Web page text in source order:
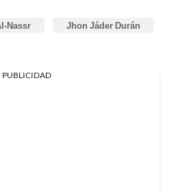
Nassr Jhon Jáder Durán
PUBLICIDAD